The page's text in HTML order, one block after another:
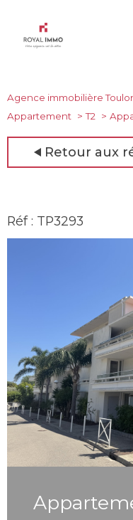
Agence immobilière
Appartement
T2
Retour aux
Réf : TP3293